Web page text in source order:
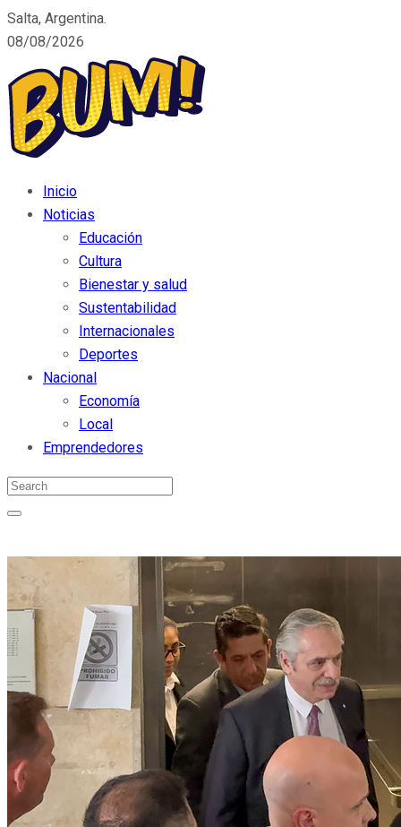
Salta, Argentina.
08/08/2026
Inicio
Noticias
Educación
Cultura
Bienestar y salud
Sustentabilidad
Internacionales
Deportes
Nacional
Economía
Local
Emprendedores